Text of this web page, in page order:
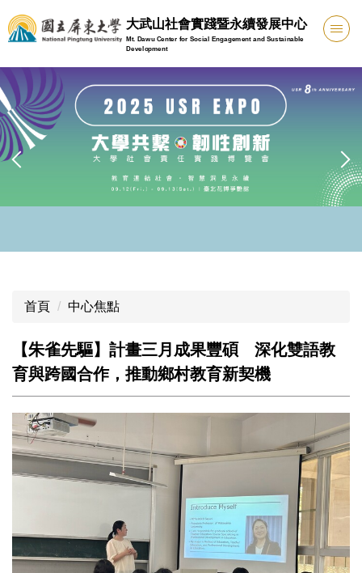
跳
到
要
內
容
區
大武山社會實踐暨永續發展中心
Mt. Dawu Center for Social Engagement and Sustainable
Development
首頁 中心焦點
【朱雀先驅】計畫三月成果豐碩 深化雙語教
育與跨國合作，推動鄉村教育新契機